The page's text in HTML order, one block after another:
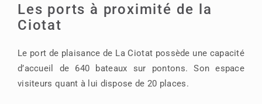
Les ports à proximité de la
Ciotat
Le port de plaisance de La Ciotat possède une capacité
d’accueil de 640 bateaux sur pontons. Son espace
visiteurs quant à lui dispose de 20 places.